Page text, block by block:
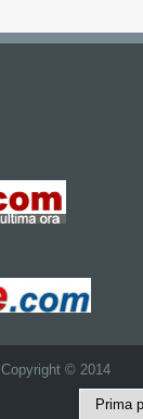
Copyright © 2014